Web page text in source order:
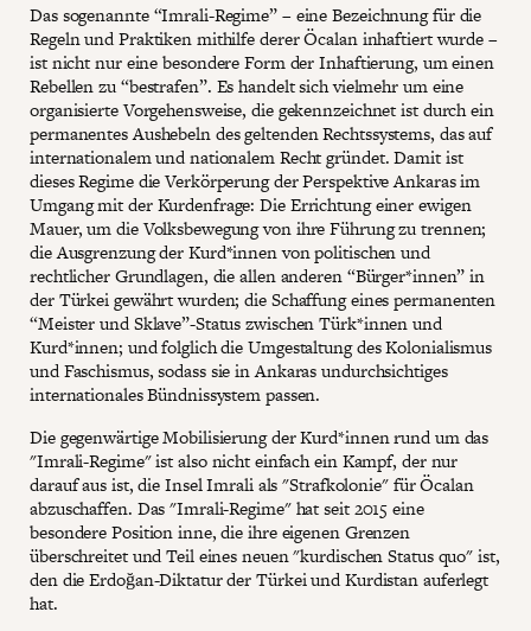
Das sogenannte “Imrali-Regime” – eine Bezeichnung für die
Regeln und Praktiken mithilfe derer Öcalan inhaftiert wurde –
ist nicht nur eine besondere Form der Inhaftierung, um einen
Rebellen zu “bestrafen”. Es handelt sich vielmehr um eine
organisierte Vorgehensweise, die gekennzeichnet ist durch ein
permanentes Aushebeln des geltenden Rechtssystems, das auf
internationalem und nationalem Recht gründet. Damit ist
dieses Regime die Verkörperung der Perspektive Ankaras im
Umgang mit der Kurdenfrage: Die Errichtung einer ewigen
Mauer, um die Volksbewegung von ihre Führung zu trennen;
die Ausgrenzung der Kurd*innen von politischen und
rechtlicher Grundlagen, die allen anderen “Bürger*innen” in
der Türkei gewährt wurden; die Schaffung eines permanenten
“Meister und Sklave”-Status zwischen Türk*innen und
Kurd*innen; und folglich die Umgestaltung des Kolonialismus
und Faschismus, sodass sie in Ankaras undurchsichtiges
internationales Bündnissystem passen.
Die gegenwärtige Mobilisierung der Kurd*innen rund um das
"Imrali-Regime" ist also nicht einfach ein Kampf, der nur
darauf aus ist, die Insel Imrali als "Strafkolonie" für Öcalan
abzuschaffen. Das "Imrali-Regime" hat seit 2015 eine
besondere Position inne, die ihre eigenen Grenzen
überschreitet und Teil eines neuen "kurdischen Status quo" ist,
den die Erdoğan-Diktatur der Türkei und Kurdistan auferlegt
hat.